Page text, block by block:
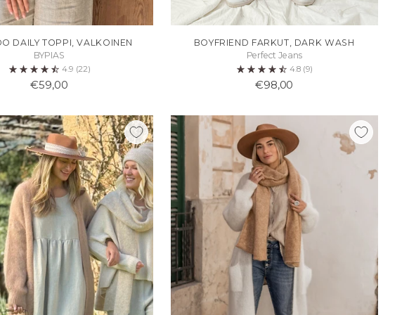
DAILY TOPPI, VALKOINEN
BYPIAS
4.9 (22)
€59,00
BOYFRIEND FARKUT, DARK WASH
Perfect Jeans
4.8 (9)
€98,00